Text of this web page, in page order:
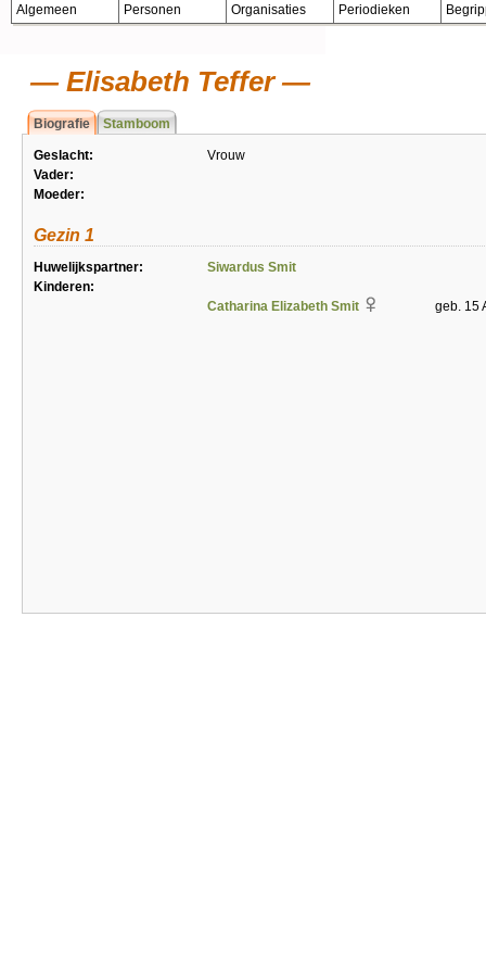
Algemeen Personen Organisaties Periodieken
Elisabeth Teffer
Biografie Stamboom
Geslacht:
Vrouw
Vader:
Moeder:
Gezin 1
Huwelijkspartner:
Siwardus Smit
Kinderen:
Catharina Elizabeth Smit
geb. 15